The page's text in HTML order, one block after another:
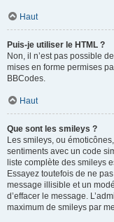
Haut
Puis-je utiliser le HTML ?
Non, il n’est pas possible
mises en forme permises
BBCodes.
Haut
Que sont les smileys ?
Les smileys, ou
sentiments avec un code
liste complète des smileys
Essayez toutefois de ne
message illisible et un
d’effacer le message.
maximum de smileys par